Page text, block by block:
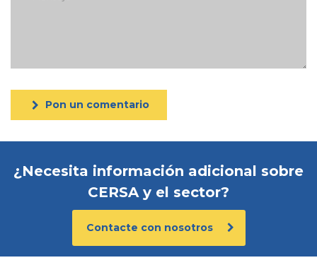
Pon un comentario
¿Necesita información adicional sobre
CERSA y el sector?
Contacte con nosotros